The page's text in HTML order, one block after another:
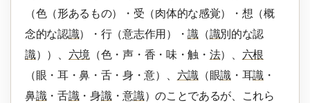
（色（形あるもの）・受（肉体的な感覚）・想（概
念的な認識）・行（意志作用）・識（識別的な認
識））、 六境 （色・声・香・味・触・ 法）、 六根
（眼・耳・鼻・舌・身・意）、 六識（眼識・耳識 ・
鼻識・舌識・身識・意識）のことであるが、これら